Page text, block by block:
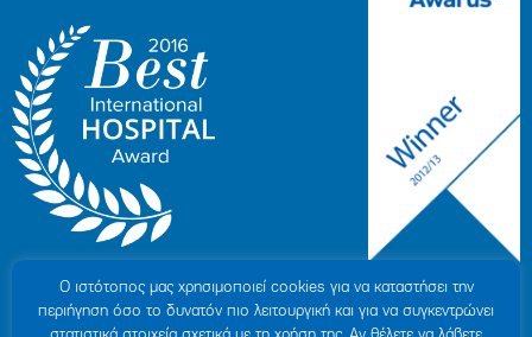
Ο ιστότοπoς μας χρησιμοποιεί cookies για να καταστήσει την
περιήγηση όσο το δυνατόν πιο λειτουργική και για να συγκεντρώνει